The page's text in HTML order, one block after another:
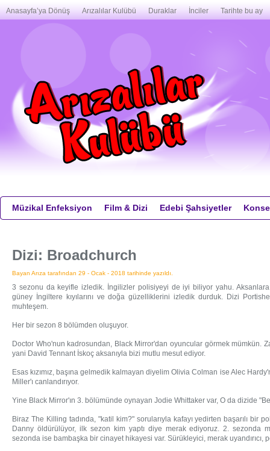
Anasayfa’ya Dönüş Arızalılar Kulübü Duraklar İnciler Tarihte bu ay
Müzikal Enfeksiyon Film & Dizi Edebi Şahsiyetler
Dizi: Broadchurch
Bayan Arıza tarafından 29 - Ocak - 2018 tarihinde yazıldı.
3 sezonu da keyifle izledik. İngilizler polisiyeyi de iyi biliyor yahu. Aksanlara
güney İngiltere kıyılarını ve doğa güzelliklerini izledik durduk. Dizi
muhteşem.
Her bir sezon 8 bölümden oluşuyor.
Doctor Who'nun kadrosundan, Black Mirror'dan oyuncular görmek mümkün.
yani David Tennant İskoç aksanıyla bizi mutlu mesut ediyor.
Esas kızımız, başına gelmedik kalmayan diyelim Olivia Colman ise Alec
Miller'ı canlandırıyor.
Yine Black Mirror'ın 3. bölümünde oynayan Jodie Whittaker var, O da dizide
Biraz The Killing tadında, "katil kim?" sorularıyla kafayı yedirten başarılı bir
Danny öldürülüyor, ilk sezon kim yaptı diye merak ediyoruz. 2. sezonda
sezonda ise bambaşka bir cinayet hikayesi var. Sürükleyici, merak uyandırıcı,